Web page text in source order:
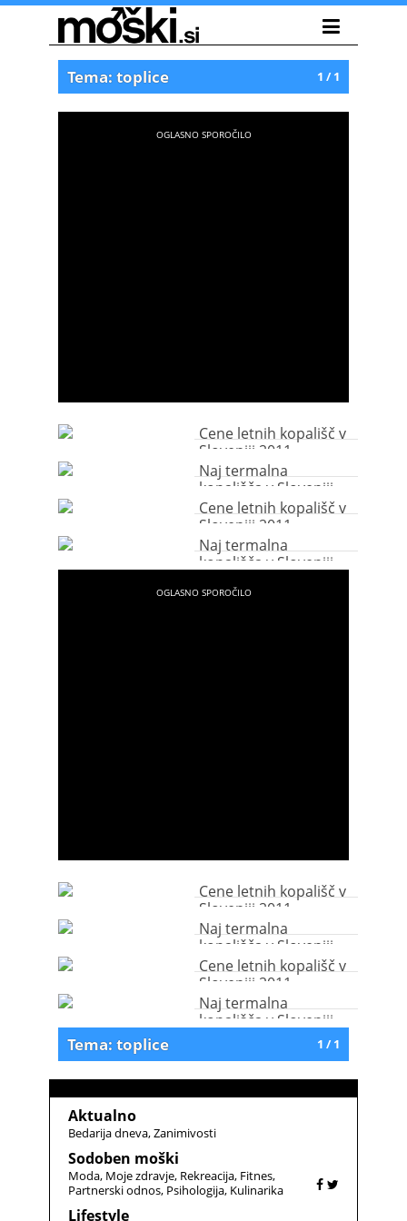
1 / 1
Tema: toplice
Cene letnih kopališč v
Sloveniji 2011
Naj termalna
kopališča v Sloveniji
Cene letnih kopališč v
Sloveniji 2011
Naj termalna
kopališča v Sloveniji
Cene letnih kopališč v
Sloveniji 2011
Naj termalna
kopališča v Sloveniji
Cene letnih kopališč v
Sloveniji 2011
Naj termalna
kopališča v Sloveniji
1 / 1
Tema: toplice
Aktualno
Bedarija dneva Zanimivosti
Sodoben moški
Moda Moje zdravje Rekreacija Fitnes
Partnerski odnos Psihologija Kulinarika
Lifestyle